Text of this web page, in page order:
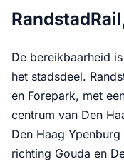
De bereikbaarheid
het stadsdeel.
en Forepark, met
centrum van Den
Den Haag
richting Gouda en